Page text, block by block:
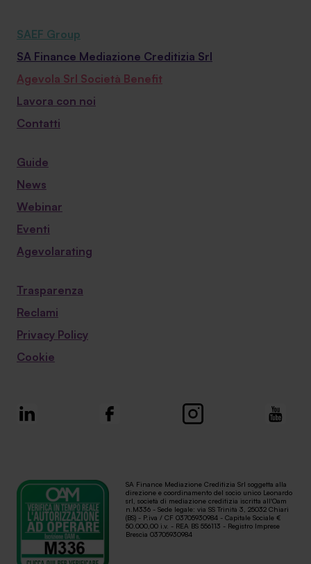
SAEF Group
SA Finance Mediazione Creditizia Srl
Agevola Srl Società Benefit
Lavora con noi
Contatti
Guide
News
Webinar
Eventi
Agevolarating
Trasparenza
Reclami
Privacy Policy
Cookie
SA Finance Mediazione Creditizia Srl soggetta alla
direzione e coordinamento del socio unico Leonardo
srl, società di mediazione creditizia iscritta all'Oam
n.M336 - Sede legale: via SS Trinità 3, 25032 Chiari
(BS) - P.iva / CF 03705930984 - Capitale Sociale €
50.000,00 i.v. - REA BS 556113 - Registro Imprese
Brescia 03705930984